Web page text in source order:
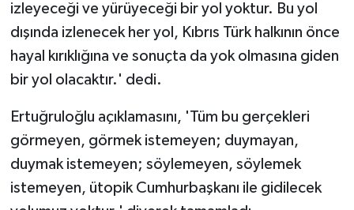
izleyeceği ve yürüyeceği bir yol yoktur. Bu yol
dışında izlenecek her yol, Kıbrıs Türk halkının önce
hayal kırıklığına ve sonuçta da yok olmasına giden
bir yol olacaktır.' dedi.
Ertuğruloğlu açıklamasını, 'Tüm bu gerçekleri
görmeyen, görmek istemeyen; duymayan,
duymak istemeyen; söylemeyen, söylemek
istemeyen, ütopik Cumhurbaşkanı ile gidilecek